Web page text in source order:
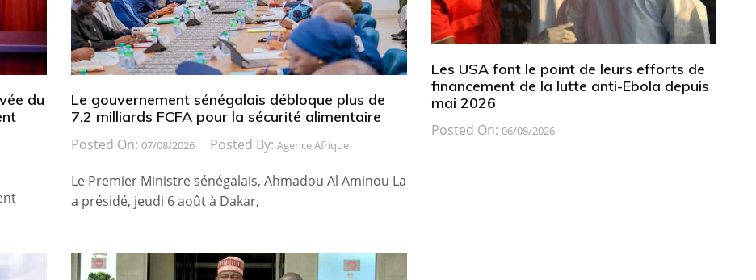
du
Le gouvernement sénégalais débloque plus de
7,2 milliards FCFA pour la sécurité alimentaire
Posted On: 07/08/2026 Posted By: Agence Afrique
Le Premier Ministre sénégalais, Ahmadou Al Aminou La
a présidé, jeudi 6 août à Dakar,
Les USA font le point de leurs efforts de
financement de la lutte anti-Ebola depuis
mai 2026
Posted On: 06/08/2026